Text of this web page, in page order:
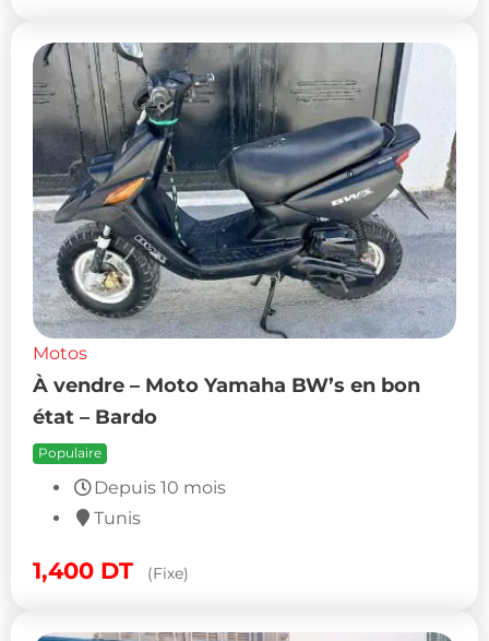
Motos
À vendre – Moto Yamaha BW’s en bon
état – Bardo
Populaire
Depuis 10 mois
Tunis
1,400 DT (Fixe)